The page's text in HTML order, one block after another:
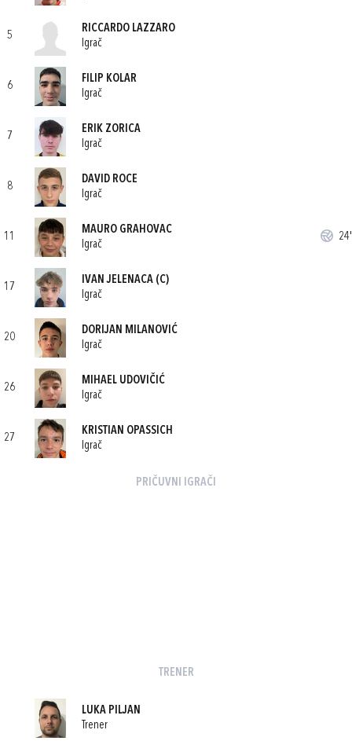
5
RICCARDO LAZZARO
Igrač
6
FILIP KOLAR
Igrač
7
ERIK ZORICA
Igrač
8
DAVID ROCE
Igrač
11
MAURO GRAHOVAC
Igrač
24'
17
IVAN JELENACA (C)
Igrač
20
DORIJAN MILANOVIĆ
Igrač
26
MIHAEL UDOVIČIĆ
Igrač
27
KRISTIAN OPASSICH
Igrač
PRIČUVNI IGRAČI
TRENER
LUKA PILJAN
Trener